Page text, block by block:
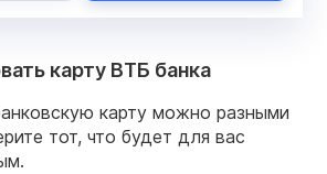
карту ВТБ банка
карту можно разными
тот, что будет для вас